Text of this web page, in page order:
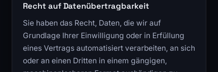
Recht auf Datenübertragbarkeit
Sie haben das Recht, Daten, die wir auf
Grundlage Ihrer Einwilligung oder in Erfüllung
eines Vertrags automatisiert verarbeiten, an sich
oder an einen Dritten in einem gängigen,